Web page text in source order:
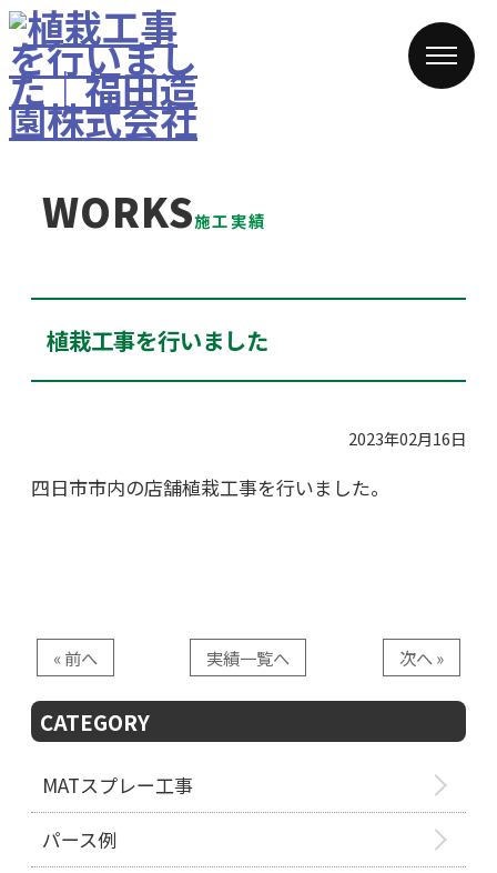
WORKS施工実績
植栽工事を行いました
2023年02月16日
四日市市内の店舗植栽工事を行いました。
« 前へ 実績一覧へ 次へ »
CATEGORY
MATスプレー工事
パース例